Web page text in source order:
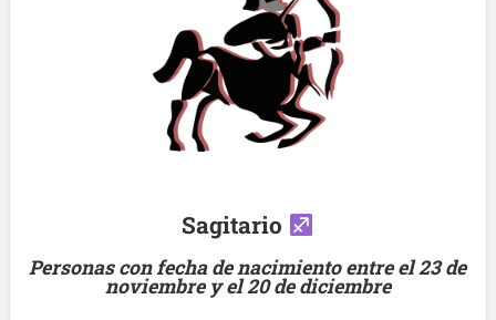
Sagitario
Personas con fecha de nacimiento entre el 23 de
noviembre y el 20 de diciembre